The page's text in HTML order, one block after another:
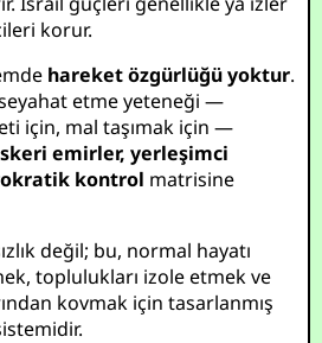
korur.
hareket özgürlüğü yoktur.
etme yeteneği —
için, mal taşımak için —
emirler, yerleşimci
kontrol matrisine
değil; bu, normal hayatı
toplulukları izole etmek ve
kovmak için tasarlanmış